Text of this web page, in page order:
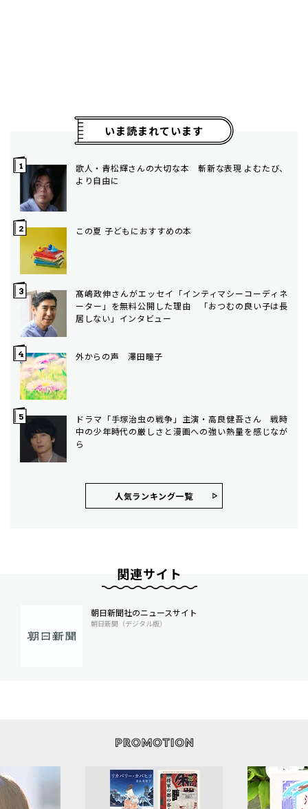
いま読まれています
歌人・青松輝さんの大切な本 斬新な表現 よむたび、
より自由に
この夏 子どもにおすすめの本
髙嶋政伸さんがエッセイ「インティマシーコーディネ
ーター」を無料公開した理由 「おつむの良い子は長
居しない」インタビュー
外からの声 澤田瞳子
ドラマ「手塚治虫の戦争」主演・高良健吾さん 戦時
中の少年時代の厳しさと漫画への強い熱量を感じなが
ら
人気ランキング⼀覧
関連サイト
朝日新聞社のニュースサイト
朝日新聞（デジタル版）